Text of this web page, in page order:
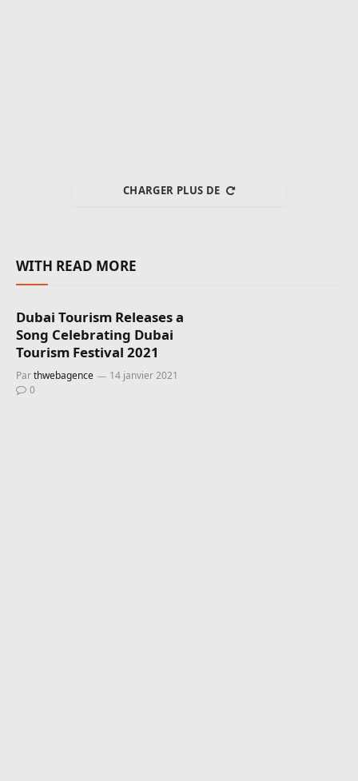
CHARGER PLUS DE
WITH READ MORE
Dubai Tourism Releases a
Song Celebrating Dubai
Tourism Festival 2021
Parthwebagence
14 janvier 2021
0